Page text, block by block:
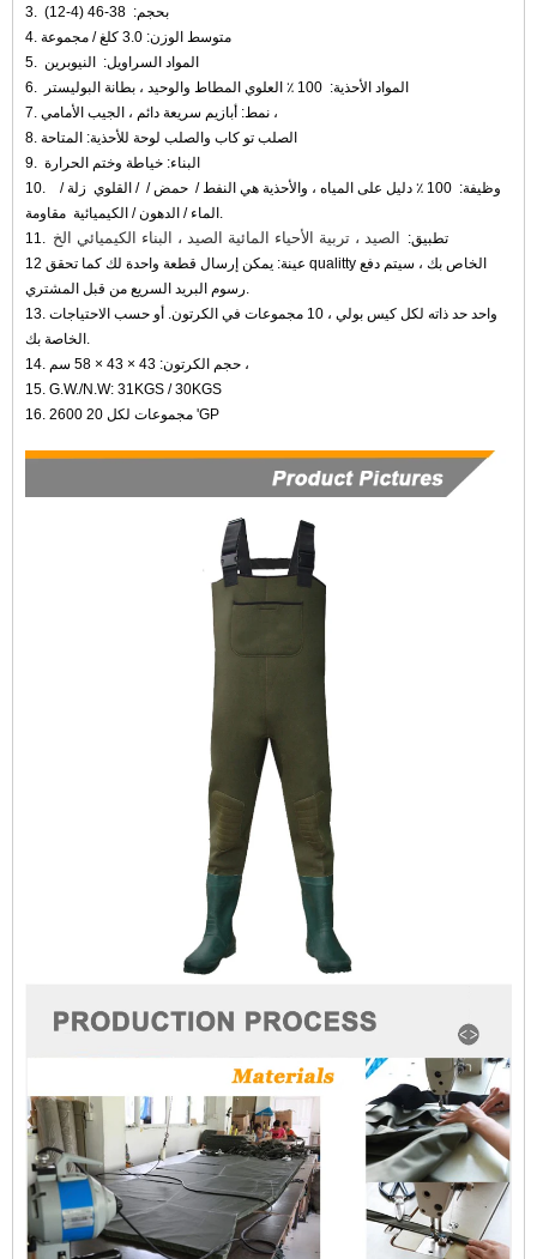
3.
بحجم:
5.
المواد السراويل: النيوبرين
6.
المواد الأحذية:
7. نمط: أبازيم سريعة دائم ، الجيب الأمامي ،
8. الصلب تو كاب والصلب لوحة للأحذية: المتاحة
9. البناء: خياطة وختم الحرارة
10.
وظيفة: حمض / / القلوي زلة /
الماء / الدهون / الكيميائية مقاومة.
11.
تطبيق: الصيد ، تربية الأحياء المائية الصيد ، البناء الكيميائي الخ
12 عينة: يمكن إرسال قطعة واحدة لك كما تحقق qualitty الخاص بك ، سيتم دفع
رسوم البريد السريع من قبل المشتري.
13. واحد حد ذاته لكل كيس بولي ، 10 مجموعات في الكرتون. أو حسب الاحتياجات
الخاصة بك.
14. حجم الكرتون: 43 × 43 × 58 سم ،
15. G.W./N.W: 31KGS / 30KGS
16. 2600 مجموعات لكل 20 'GP